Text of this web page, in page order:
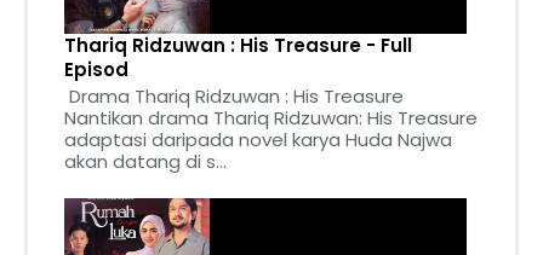
Thariq Ridzuwan : His Treasure - Full
Episod
Drama Thariq Ridzuwan : His Treasure
Nantikan drama Thariq Ridzuwan: His Treasure
adaptasi daripada novel karya Huda Najwa
akan datang di s...